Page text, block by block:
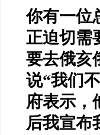
你有一位
正迫切需
要去俄亥
说“我们
府表示，
后我宣